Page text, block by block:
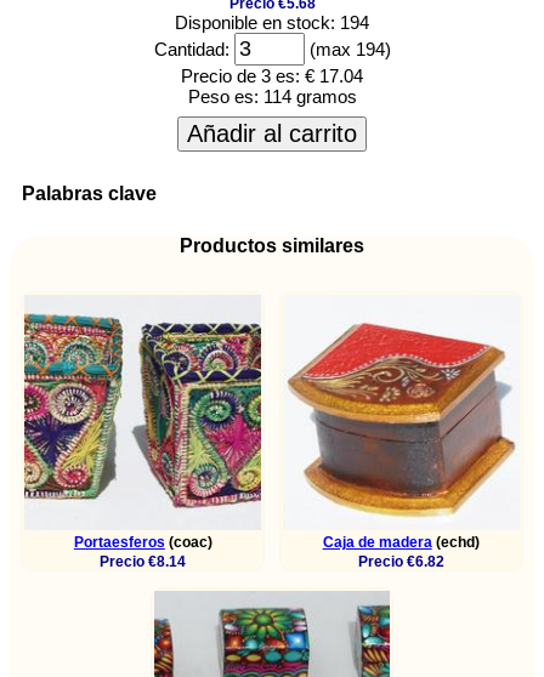
Precio €5.68
Disponible en stock: 194
Cantidad:
(max 194)
Precio de 3 es: € 17.04
Peso es: 114 gramos
Añadir al carrito
Palabras clave
Productos similares
Portaesferos (coac)
Precio €8.14
Caja de madera(echd)
Precio €6.82